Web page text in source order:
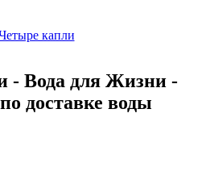
- Вода для Жизни -
доставке воды